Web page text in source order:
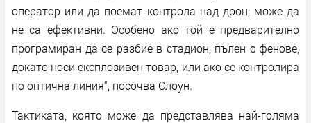
оператор или да поемат контрола над дрон, може да
не са ефективни. Особено ако той е предварително
програмиран да се разбие в стадион, пълен с фенове,
докато носи експлозивен товар, или ако се контролира
по оптична линия“, посочва Слоун.
Тактиката, която може да представлява най-голяма